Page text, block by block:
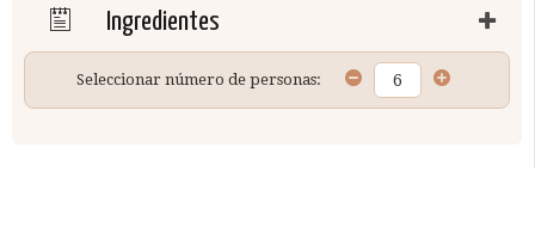
Ingredientes
Seleccionar número de personas: